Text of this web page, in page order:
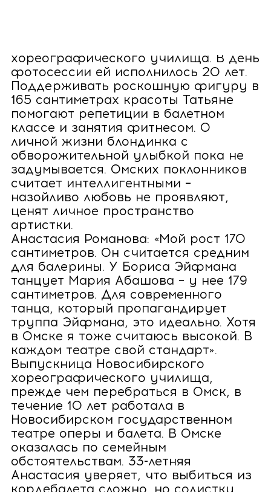
хореографического училища. В день
фотосессии ей исполнилось 20 лет.
Поддерживать роскошную фигуру в
165 сантиметрах красоты Татьяне
помогают репетиции в балетном
классе и занятия фитнесом. О
личной жизни блондинка с
обворожительной улыбкой пока не
задумывается. Омских поклонников
считает интеллигентными –
назойливо любовь не проявляют,
ценят личное пространство
артистки.
Анастасия Романова: «Мой рост 170
сантиметров. Он считается средним
для балерины. У Бориса Эйфмана
танцует Мария Абашова – у нее 179
сантиметров. Для современного
танца, который пропагандирует
труппа Эйфмана, это идеально. Хотя
в Омске я тоже считаюсь высокой. В
каждом театре свой стандарт».
Выпускница Новосибирского
хореографического училища,
прежде чем перебраться в Омск, в
течение 10 лет работала в
Новосибирском государственном
театре оперы и балета. В Омске
оказалась по семейным
обстоятельствам. 33-летняя
Анастасия уверяет, что выбиться из
кордебалета сложно, но солистку